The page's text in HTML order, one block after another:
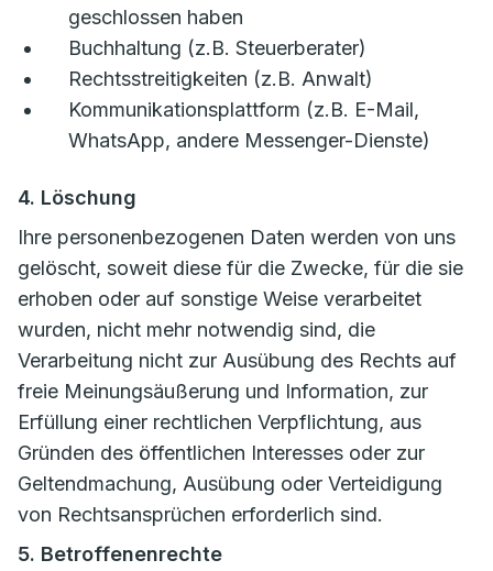
geschlossen haben
Buchhaltung (z.B. Steuerberater)
Rechtsstreitigkeiten (z.B. Anwalt)
Kommunikationsplattform (z.B. E-Mail,
WhatsApp, andere Messenger-Dienste)
4. Löschung
Ihre personenbezogenen Daten werden von uns
gelöscht, soweit diese für die Zwecke, für die sie
erhoben oder auf sonstige Weise verarbeitet
wurden, nicht mehr notwendig sind, die
Verarbeitung nicht zur Ausübung des Rechts auf
freie Meinungsäußerung und Information, zur
Erfüllung einer rechtlichen Verpflichtung, aus
Gründen des öffentlichen Interesses oder zur
Geltendmachung, Ausübung oder Verteidigung
von Rechtsansprüchen erforderlich sind.
5. Betroffenenrechte